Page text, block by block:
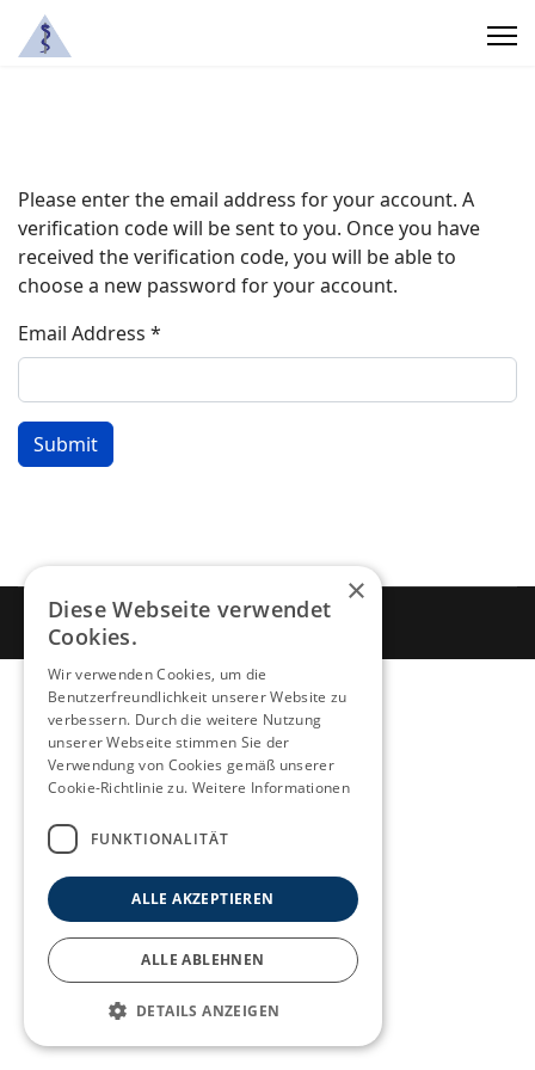
Please enter the email address for your account. A
verification code will be sent to you. Once you have
received the verification code, you will be able to
choose a new password for your account.
Email Address *
Submit
×
Diese Webseite verwendet
Cookies.
Wir verwenden Cookies, um die
Benutzerfreundlichkeit unserer Website zu
verbessern. Durch die weitere Nutzung
unserer Webseite stimmen Sie der
Verwendung von Cookies gemäß unserer
Cookie-Richtlinie zu. Weitere Informationen
FUNKTIONALITÄT
ALLE AKZEPTIEREN
ALLE ABLEHNEN
DETAILS ANZEIGEN